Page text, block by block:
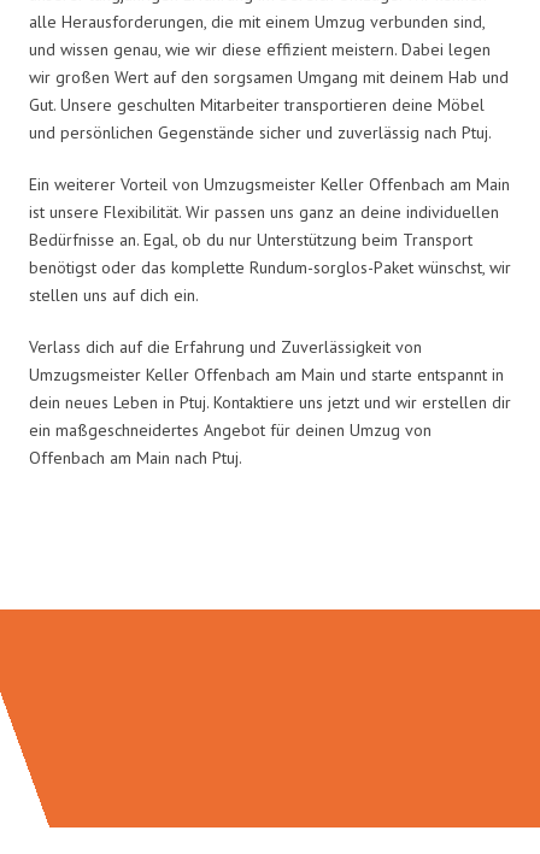
alle Herausforderungen, die mit einem Umzug verbunden sind,
und wissen genau, wie wir diese effizient meistern. Dabei legen
wir großen Wert auf den sorgsamen Umgang mit deinem Hab und
Gut. Unsere geschulten Mitarbeiter transportieren deine Möbel
und persönlichen Gegenstände sicher und zuverlässig nach Ptuj.
Ein weiterer Vorteil von Umzugsmeister Keller Offenbach am Main
ist unsere Flexibilität. Wir passen uns ganz an deine individuellen
Bedürfnisse an. Egal, ob du nur Unterstützung beim Transport
benötigst oder das komplette Rundum-sorglos-Paket wünschst, wir
stellen uns auf dich ein.
Verlass dich auf die Erfahrung und Zuverlässigkeit von
Umzugsmeister Keller Offenbach am Main und starte entspannt in
dein neues Leben in Ptuj. Kontaktiere uns jetzt und wir erstellen dir
ein maßgeschneidertes Angebot für deinen Umzug von
Offenbach am Main nach Ptuj.